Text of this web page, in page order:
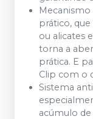
prático,
ou alicates
torna a
prática. E
Clip com o
Sistema
acúmulo